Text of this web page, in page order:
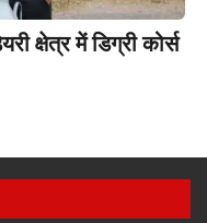
क्षेत्र में डिग्री कोर्स